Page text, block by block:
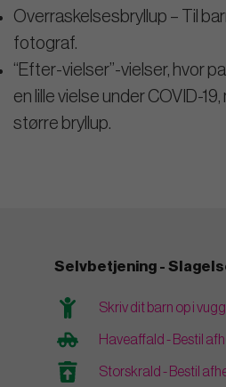
Overraskelsesbryllup – Til
fotograf.
“Efter-vielser”-vielser, hvor
en lille vielse under COVID-
større bryllup.
Selvbetjening -
Skriv dit barn op i
Haveaffald - Bestil
Storskrald - Bestil